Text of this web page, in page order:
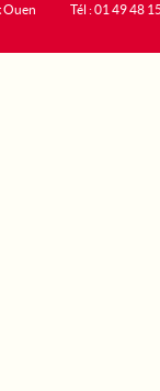
Ouen
Tél : 01 49 48